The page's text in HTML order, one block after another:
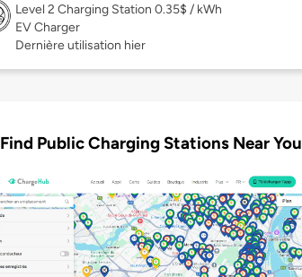
Level 2 Charging Station 0.35$ / kWh
EV Charger
Dernière utilisation hier
Find Public Charging Stations Near You